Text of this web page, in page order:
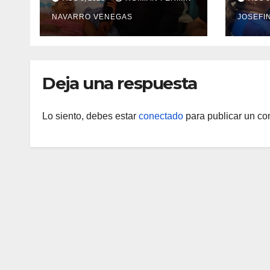
con discapacidad en
campamentos de La
Guaira
NAVARRO VENEGAS
Mar
Deja una respuesta
Lo siento, debes estar conectado para publicar un